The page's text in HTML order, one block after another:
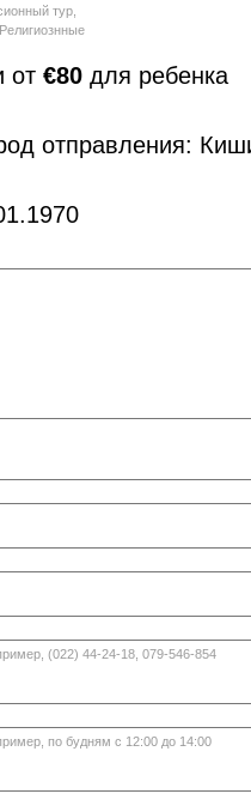
тур,
от €80 для ребенка
отправления:
(022) 44-24-18, 079-546-854
по будням с 12:00 до 14:00